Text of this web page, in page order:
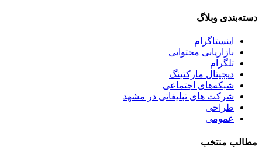
دسته‌بندی وبلاگ
اینستاگرام
بازاریابی محتوایی
تلگرام
دیجیتال مارکتینگ
شبکه‌های اجتماعی
شرکت های تبلیغاتی در مشهد
طراحی
عمومی
مطالب منتخب